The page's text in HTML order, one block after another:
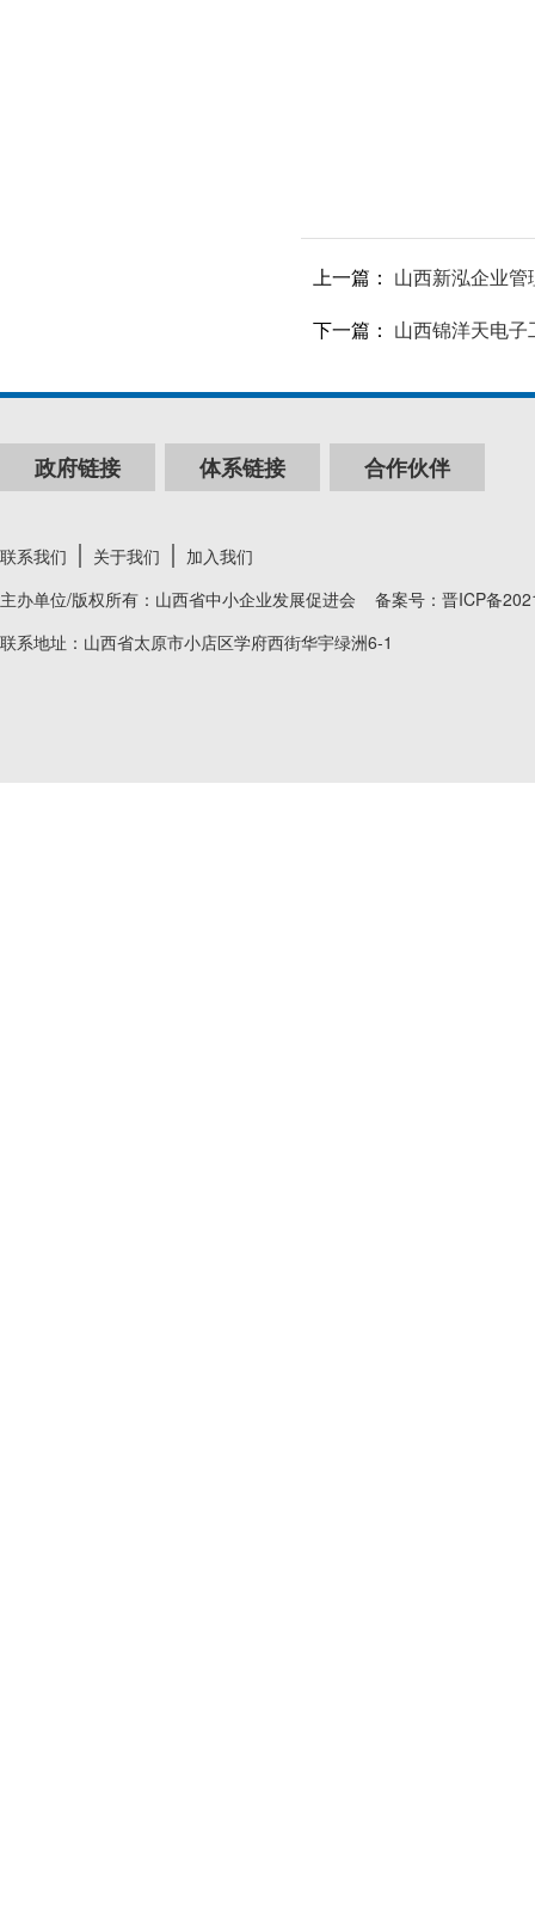
上一篇： 山西新泓企业
下一篇： 山西锦洋天电
政府链接 体系链接 合作伙伴
联系我们 关于我们
加入我们
主办单位/版权所有：山西省中小企业发展促进会 备案号： 晋ICP备
联系地址：山西省太原市小店区学府西街华宇绿洲6-1